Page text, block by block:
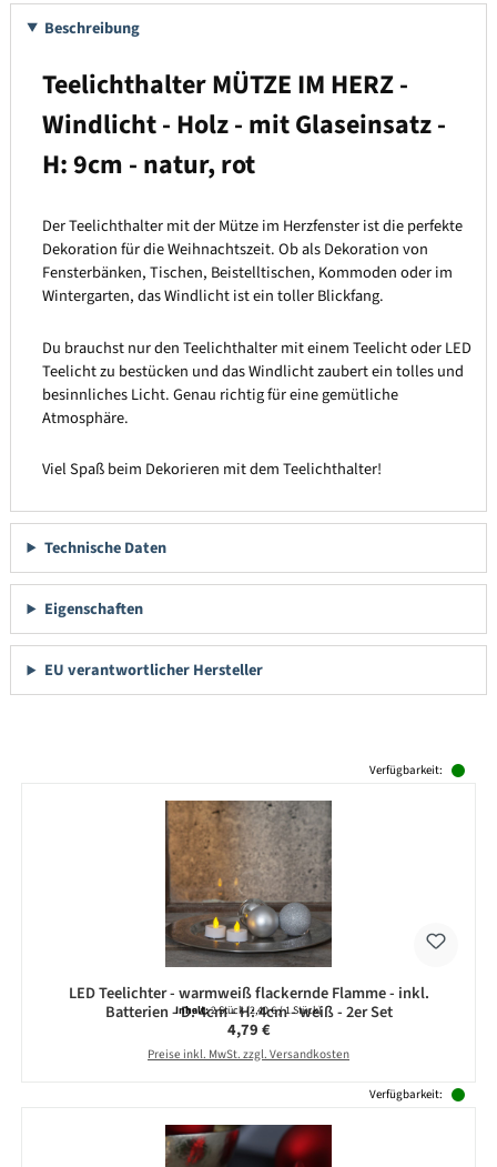
Beschreibung
Teelichthalter MÜTZE IM HERZ -
Windlicht - Holz - mit Glaseinsatz -
H: 9cm - natur, rot
Der Teelichthalter mit der Mütze im Herzfenster ist die perfekte
Dekoration für die Weihnachtszeit. Ob als Dekoration von
Fensterbänken, Tischen, Beistelltischen, Kommoden oder im
Wintergarten, das Windlicht ist ein toller Blickfang.
Du brauchst nur den Teelichthalter mit einem Teelicht oder LED
Teelicht zu bestücken und das Windlicht zaubert ein tolles und
besinnliches Licht. Genau richtig für eine gemütliche
Atmosphäre.
Viel Spaß beim Dekorieren mit dem Teelichthalter!
Technische Daten
Eigenschaften
EU verantwortlicher Hersteller
Verfügbarkeit:
LED Teelichter - warmweiß flackernde Flamme - inkl.
Batterien - D: 4cm - H: 4cm - weiß - 2er Set
Inhalt:2 Stück(2,40 € / 1 Stück)
Regulärer Preis:
4,79 €
Preise inkl. MwSt. zzgl. Versandkosten
Verfügbarkeit: